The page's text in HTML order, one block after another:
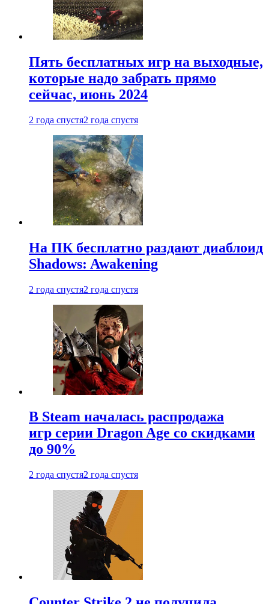
Пять бесплатных игр на выходные,
которые надо забрать прямо
сейчас, июнь 2024
2 года спустя2 года спустя
На ПК бесплатно раздают диаблоид
Shadows: Awakening
2 года спустя2 года спустя
В Steam началась распродажа
игр серии Dragon Age со скидками
до 90%
2 года спустя2 года спустя